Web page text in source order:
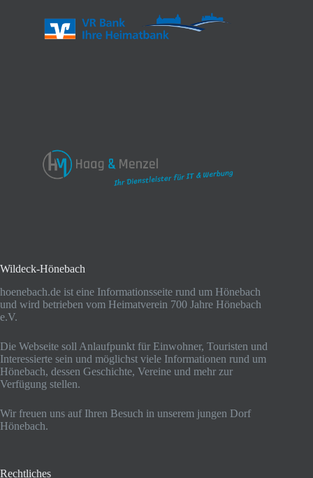
Wildeck-Hönebach
hoenebach.de ist eine Informationsseite rund um Hönebach
und wird betrieben vom Heimatverein 700 Jahre Hönebach
e.V.
Die Webseite soll Anlaufpunkt für Einwohner, Touristen und
Interessierte sein und möglichst viele Informationen rund um
Hönebach, dessen Geschichte, Vereine und mehr zur
Verfügung stellen.
Wir freuen uns auf Ihren Besuch in unserem jungen Dorf
Hönebach.
Rechtliches